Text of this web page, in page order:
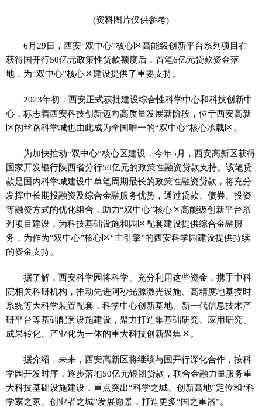
(资料图片仅供参考)
6月29日，西安“双中心”核心区高能级创新平台系列项目在
获得国开行50亿元政策性贷款额度后，首笔6亿元贷款资金落
地，为“双中心”核心区建设提供了重要支持。
2023年初，西安正式获批建设综合性科学中心和科技创新中
心，标志着西安科技创新迈向高质量发展新阶段，位于西安高新
区的丝路科学城也由此成为全国唯一的“双中心”核心承载区。
为加快推动“双中心”核心区建设，今年5月，西安高新区获得
国家开发银行陕西省分行50亿元的政策性融资贷款支持。该笔贷
款是国内科学城建设中单笔周期最长的政策性融资贷款，将充分
发挥中长期投融资及综合金融服务优势，通过贷款、债券、投资
等融资方式的优化组合，助力“双中心”核心区高能级创新平台系
列项目建设，为科技基础设施和园区配套建设提供综合金融服
务，为作为“双中心”核心区“主引擎”的西安科学园建设提供持续
的资金支持。
据了解，西安科学园将科学、充分利用这些资金，携手中科
院相关科研机构，推动先进阿秒光源激光设施、高精度地基授时
系统等大科学装置配套，科学中心创新基地、新一代信息技术产
研平台等基础配套设施建设，聚力打造集基础研究、应用研究、
成果转化、产业化为一体的重大科技创新聚集区。
据介绍，未来，西安高新区将继续与国开行深化合作，按科
学园开发时序，逐步落地50亿元银团贷款，联合金融力量服务重
大科技基础设施建设，重点突出“科学之城、创新高地”定位和“科
学家之家、创业者之城”发展愿景，打造更多“国之重器”。